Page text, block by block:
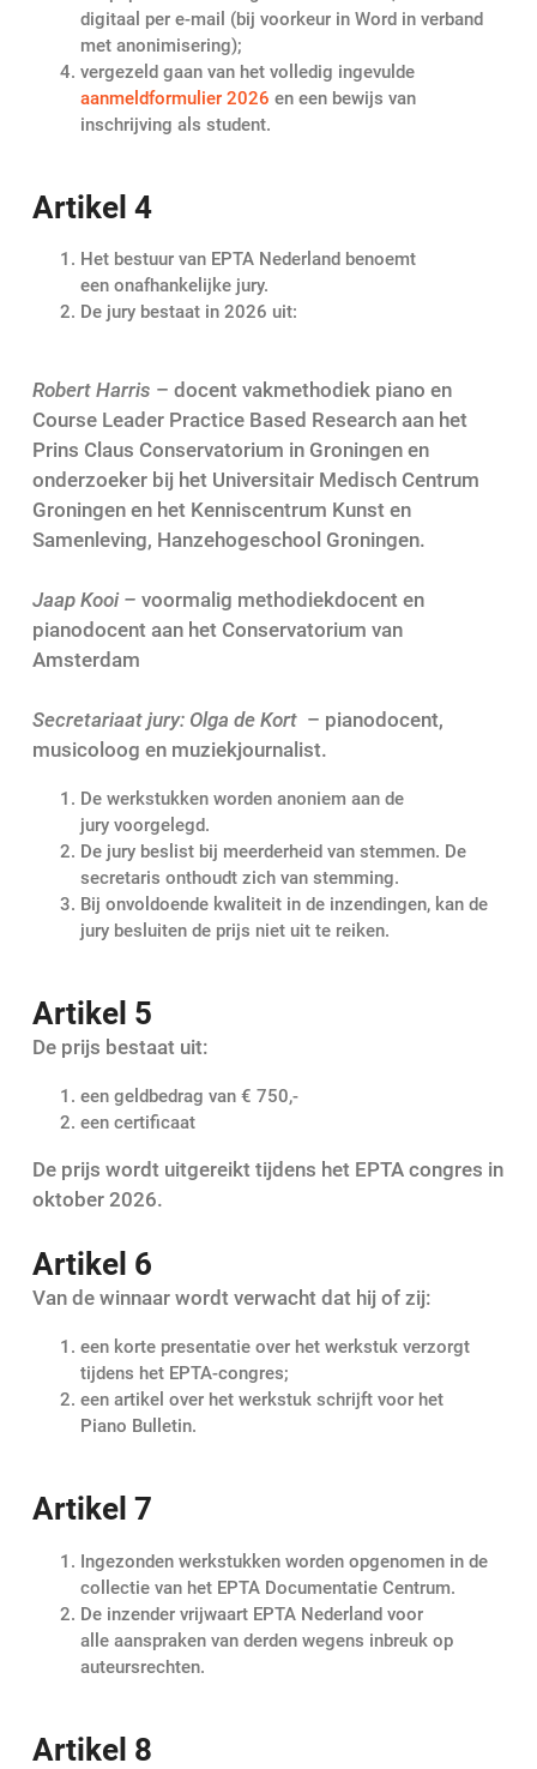
digitaal per e-mail (bij voorkeur in Word in verband
met anonimisering);
vergezeld gaan van het volledig ingevulde
aanmeldformulier 2026 en een bewijs van
inschrijving als student.
Artikel 4
Het bestuur van EPTA Nederland benoemt
een onafhankelijke jury.
De jury bestaat in 2026 uit:
Robert Harris – docent vakmethodiek piano en
Course Leader Practice Based Research aan het
Prins Claus Conservatorium in Groningen en
onderzoeker bij het Universitair Medisch Centrum
Groningen en het Kenniscentrum Kunst en
Samenleving, Hanzehogeschool Groningen.
Jaap Kooi – voormalig methodiekdocent en
pianodocent aan het Conservatorium van
Amsterdam
Secretariaat jury: Olga de Kort – pianodocent,
musicoloog en muziekjournalist.
De werkstukken worden anoniem aan de
jury voorgelegd.
De jury beslist bij meerderheid van stemmen. De
secretaris onthoudt zich van stemming.
Bij onvoldoende kwaliteit in de inzendingen, kan de
jury besluiten de prijs niet uit te reiken.
Artikel 5
De prijs bestaat uit:
een geldbedrag van € 750,-
een certificaat
De prijs wordt uitgereikt tijdens het EPTA congres in
oktober 2026.
Artikel 6
Van de winnaar wordt verwacht dat hij of zij:
een korte presentatie over het werkstuk verzorgt
tijdens het EPTA-congres;
een artikel over het werkstuk schrijft voor het
Piano Bulletin.
Artikel 7
Ingezonden werkstukken worden opgenomen in de
collectie van het EPTA Documentatie Centrum.
De inzender vrijwaart EPTA Nederland voor
alle aanspraken van derden wegens inbreuk op
auteursrechten.
Artikel 8